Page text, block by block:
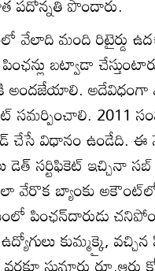
వేలాది మంది రిటైర్డు
బట్వాడా
అందజేయాలి. అదేవిధంగా
సమర్పించాలి. 2011
చేసే విధానం ఉండేది. ఈ
డెత్‌ సర్టిఫికెట్‌ ఇచ్చినా
వేరొక బ్యాంకు
పింఛన్‌దారుడు
కుమ్మక్కై,